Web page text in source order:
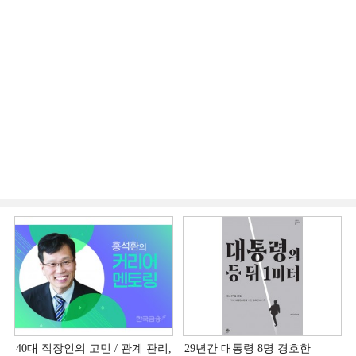
40대 직장인의 고민 / 관계 관리,
29년간 대통령 8명 경호한